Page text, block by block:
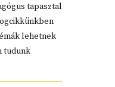
tapasztal
lehetnek
tudunk